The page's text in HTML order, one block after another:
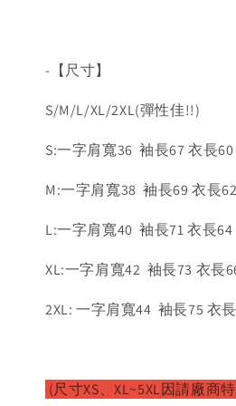
-【尺寸】
S/M/L/XL/2XL(彈性佳!!)
S:一字肩寬36 袖長67 衣長60
M:一字肩寬38 袖長69 衣長
L:一字肩寬40 袖長71 衣長
XL:一字肩寬42 袖長73 衣長
2XL: 一字肩寬44 袖長75 衣
(尺寸XS、XL~5XL因請廠